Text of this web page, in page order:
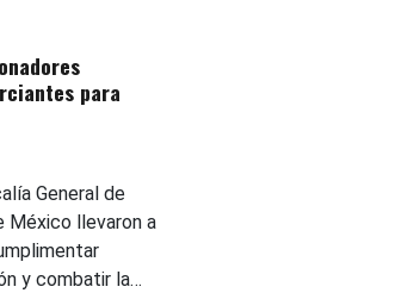
para
General de
México llevaron a
y combatir la…